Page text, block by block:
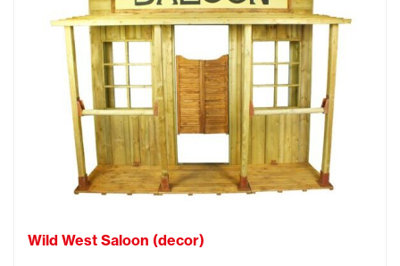
Wild West Saloon (decor)